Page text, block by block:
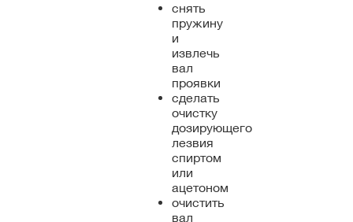
снять
пружину
и
извлечь
вал
проявки
сделать
очистку
дозирующего
лезвия
спиртом
или
ацетоном
очистить
вал